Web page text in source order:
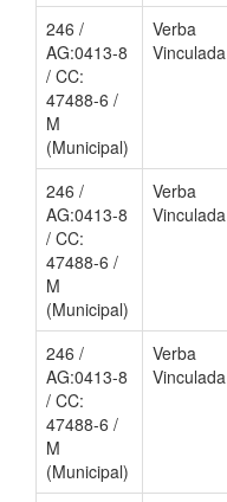
246 /
AG:0413-8
/ CC:
47488-6 /
M
(Municipal)
Verba
Vinculada
246 /
AG:0413-8
/ CC:
47488-6 /
M
(Municipal)
Verba
Vinculada
246 /
AG:0413-8
/ CC:
47488-6 /
M
(Municipal)
Verba
Vinculada